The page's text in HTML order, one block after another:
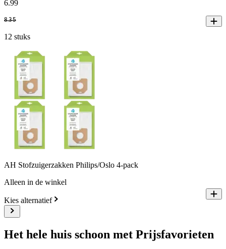
6.99
8.35
12 stuks
AH Stofzuigerzakken Philips/Oslo 4-pack
Alleen in de winkel
Kies alternatief
Het hele huis schoon met Prijsfavorieten